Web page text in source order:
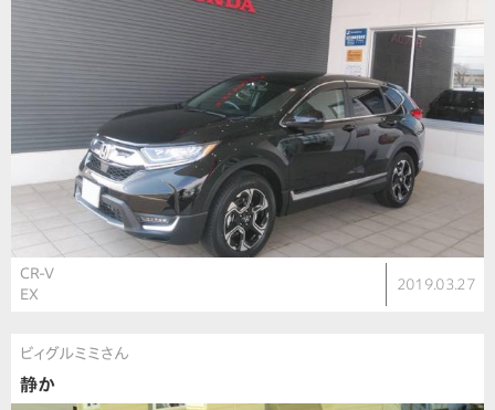
CR-V
EX
2019.03.27
ビィグルミミさん
静か